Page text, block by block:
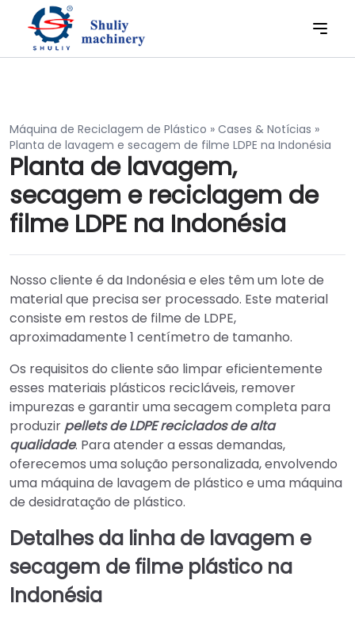
Máquina de Reciclagem de Plástico » Cases & Notícias »
Planta de lavagem e secagem de filme LDPE na Indonésia
Planta de lavagem,
secagem e reciclagem de
filme LDPE na Indonésia
Nosso cliente é da Indonésia e eles têm um lote de
material que precisa ser processado. Este material
consiste em restos de filme de LDPE,
aproximadamente 1 centímetro de tamanho.
Os requisitos do cliente são limpar eficientemente
esses materiais plásticos recicláveis, remover
impurezas e garantir uma secagem completa para
produzir pellets de LDPE reciclados de alta
qualidade. Para atender a essas demandas,
oferecemos uma solução personalizada, envolvendo
uma máquina de lavagem de plástico e uma máquina
de desidratação de plástico.
Detalhes da linha de lavagem e
secagem de filme plástico na
Indonésia